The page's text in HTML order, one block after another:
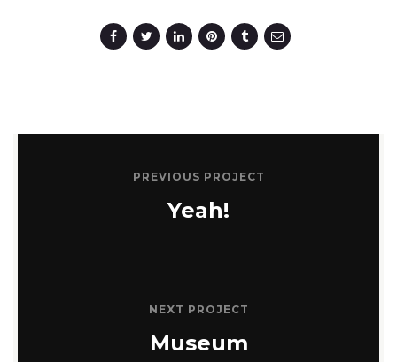
PREVIOUS PROJECT
Yeah!
NEXT PROJECT
Museum